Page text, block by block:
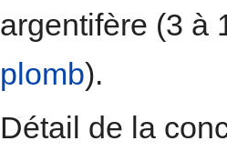
argentifère (3 à
plomb).
Détail de la